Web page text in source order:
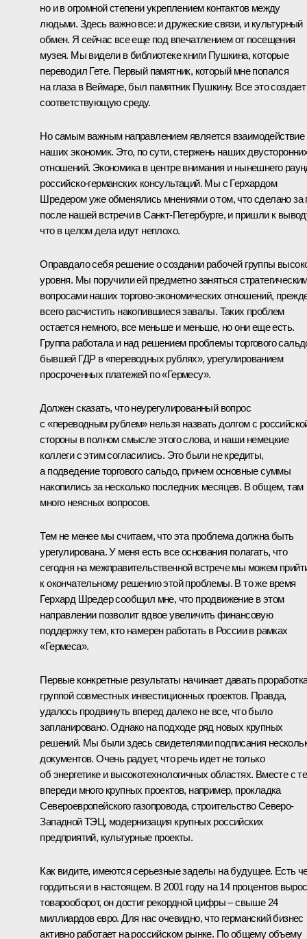
но и в огромной степени укреплением контактов между
людьми. Здесь важно все: и дружеские связи, и культурный
обмен. Я сейчас все еще под впечатлением от посещения
музея. Мы видели в библиотеке книги Пушкина, которые
переводил Гете. Первый памятник, который мне попался
на глаза в Веймаре, был памятник Пушкину. Все это создает
соответствующую среду.
Но самым важным направлением является взаимодействие
наших экономик. Это, по сути, стержень наших
отношений. Экономика в центре внимания и нынешнего
российско-германских консультаций. Мы с Герхардом
Шредером уже обменялись мнениями о том, что сделано за
после нашей встречи в Санкт-Петербурге, и пришли к
что в целом дела идут неплохо.
Оправдало себя решение о создании рабочей группы
уровня. Мы поручили ей предметно заняться
вопросами наших торгово-экономических отношений,
всего расчистить накопившиеся завалы. Таких проблем
остается немного, все меньше и меньше, но они еще есть.
Группа работала и над решением проблемы торгового
бывшей ГДР в «переводных рублях», урегулированием
просроченных платежей по «Гермесу».
Должен сказать, что неурегулированный вопрос
с «переводным рублем» нельзя назвать долгом с
стороны в полном смысле этого слова, и наши немецкие
коллеги с этим согласились. Это были не кредиты,
а подведение торгового сальдо, причем основные суммы
накопились за несколько последних месяцев. В общем, там
много неясных вопросов.
Тем не менее мы считаем, что эта проблема должна быть
урегулирована. У меня есть все основания полагать, что
сегодня на межправительственной встрече мы можем
к окончательному решению этой проблемы. В то же время
Герхард Шредер сообщил мне, что продвижение в этом
направлении позволит вдвое увеличить финансовую
поддержку тем, кто намерен работать в России в рамках
«Гермеса».
Первые конкретные результаты начинает давать
группой совместных инвестиционных проектов. Правда,
удалось продвинуть вперед далеко не все, что было
запланировано. Однако на подходе ряд новых крупных
решений. Мы были здесь свидетелями подписания
документов. Очень радует, что речь идет не только
об энергетике и высокотехнологичных областях. Вместе с
впереди много крупных проектов, например, прокладка
Североевропейского газопровода, строительство Северо-
Западной ТЭЦ, модернизация крупных российских
предприятий, культурные проекты.
Как видите, имеются серьезные заделы на будущее. Есть
гордиться и в настоящем. В 2001 году на 14 процентов вырос
товарооборот, он достиг рекордной цифры – свыше 24
миллиардов евро. Для нас очевидно, что германский бизнес
активно работает на российском рынке. По общему объему